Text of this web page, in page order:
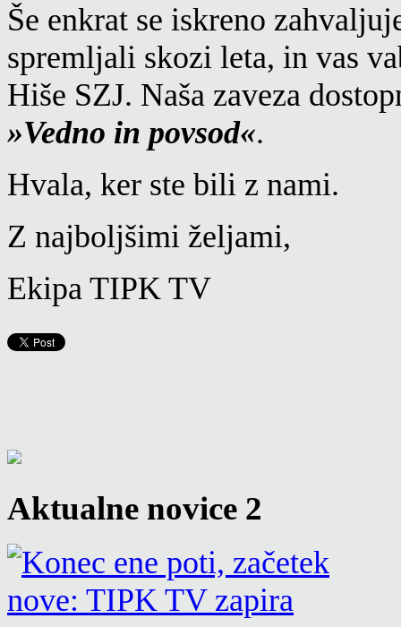
Še enkrat se iskreno
spremljali skozi leta, in vas
Hiše SZJ. Naša zaveza
»Vedno in povsod«.
Hvala, ker ste bili z nami.
Z najboljšimi željami,
Ekipa TIPK TV
Aktualne novice 2